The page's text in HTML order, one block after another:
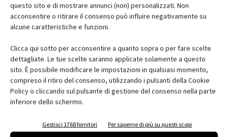
questo sito e di mostrare annunci (non) personalizzati. Non
acconsentire o ritirare il consenso può influire negativamente su
alcune caratteristiche e funzioni.
Clicca qui sotto per acconsentire a quanto sopra o per fare scelte
dettagliate. Le tue scelte saranno applicate solamente a questo
sito. È possibile modificare le impostazioni in qualsiasi momento,
compreso il ritiro del consenso, utilizzando i pulsanti della Cookie
Policy o cliccando sul pulsante di gestione del consenso nella parte
inferiore dello schermo.
Gestisci 1768 fornitori Per saperne di più su questi scopi
Abbonati e regala